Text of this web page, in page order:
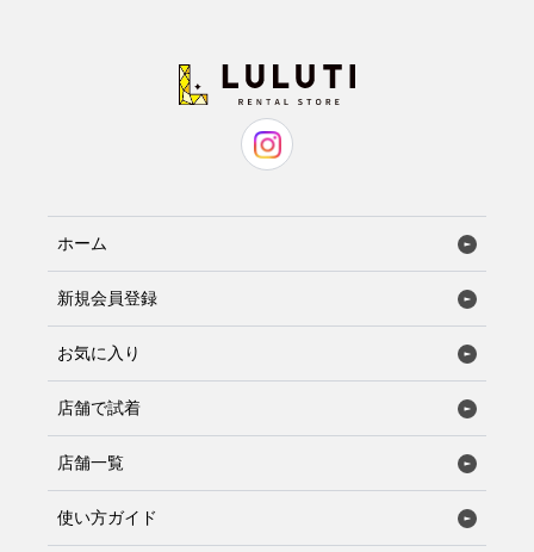
ホーム
新規会員登録
お気に入り
店舗で試着
店舗一覧
使い方ガイド